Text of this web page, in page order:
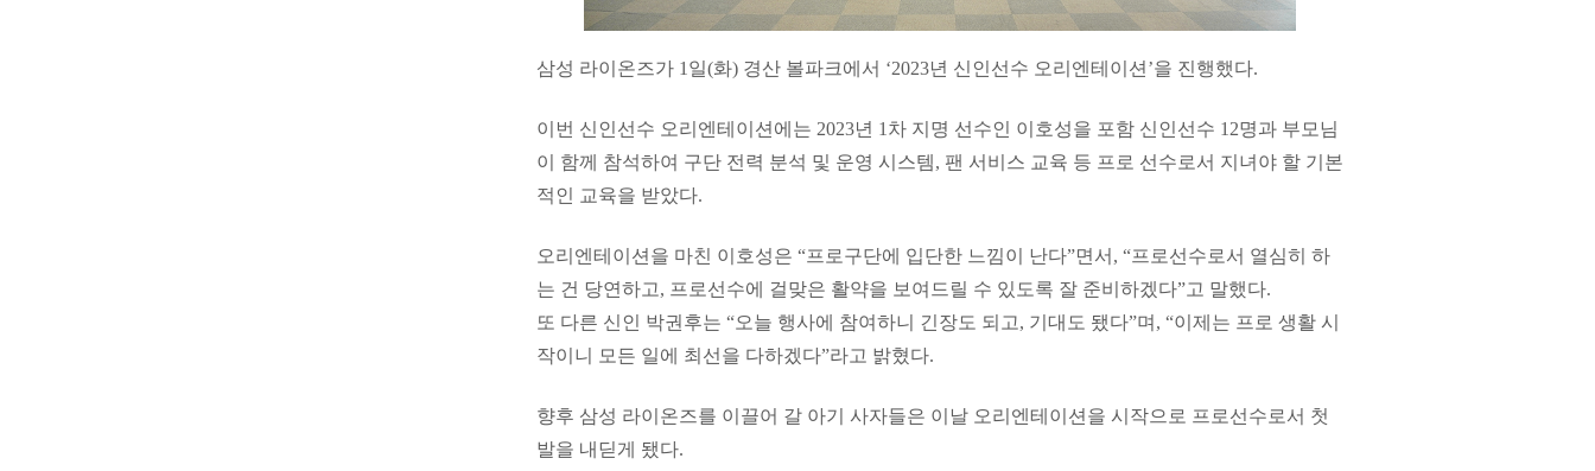
삼성 라이온즈가 1일(화) 경산 볼파크에서 ‘2023년 신인선수 오리엔테이션’을 진행했다.
이번 신인선수 오리엔테이션에는 2023년 1차 지명 선수인 이호성을 포함 신인선수 12명과 부모님
이 함께 참석하여 구단 전력 분석 및 운영 시스템, 팬 서비스 교육 등 프로 선수로서 지녀야 할 기본
적인 교육을 받았다.
오리엔테이션을 마친 이호성은 “프로구단에 입단한 느낌이 난다”면서, “프로선수로서 열심히 하
는 건 당연하고, 프로선수에 걸맞은 활약을 보여드릴 수 있도록 잘 준비하겠다”고 말했다.
또 다른 신인 박권후는 “오늘 행사에 참여하니 긴장도 되고, 기대도 됐다”며, “이제는 프로 생활 시
작이니 모든 일에 최선을 다하겠다”라고 밝혔다.
향후 삼성 라이온즈를 이끌어 갈 아기 사자들은 이날 오리엔테이션을 시작으로 프로선수로서 첫
발을 내딛게 됐다.